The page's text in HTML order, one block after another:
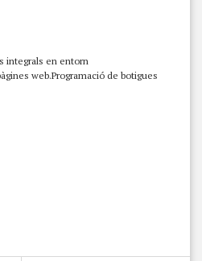
integrals en entorn
web.Programació de botigues